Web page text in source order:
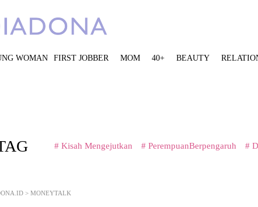
WOMAN FIRST JOBBER MOM 40+ BEAUTY
# Kisah Mengejutkan # PerempuanBerpengaruh #
> MONEYTALK